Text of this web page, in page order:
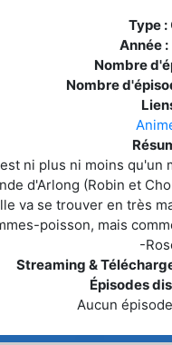
Tous les mangas
Type :
Année :
Nombre
Nombre
ni plus ni moins qu'un
d'Arlong (Robin et
va se trouver en très
poisson, mais
-
Streaming &
Épisodes
Aucun